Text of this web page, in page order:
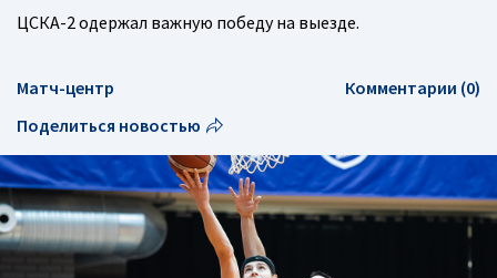
ЦСКА-2 одержал важную победу на выезде.
Матч-центр
Комментарии (0)
Поделиться новостью